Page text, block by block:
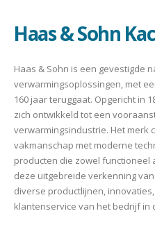
Haas & Sohn
Haas & Sohn is een gevestigde
verwarmingsoplossingen, met
160 jaar teruggaat. Opgericht in
zich ontwikkeld tot een
verwarmingsindustrie. Het merk
vakmanschap met moderne
producten die zowel functioneel
deze uitgebreide verkenning
diverse productlijnen,
klantenservice van het bedrijf in